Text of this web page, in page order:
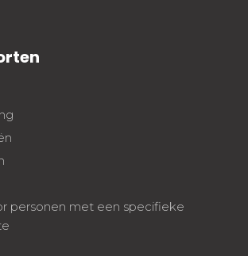
personen met een specifieke